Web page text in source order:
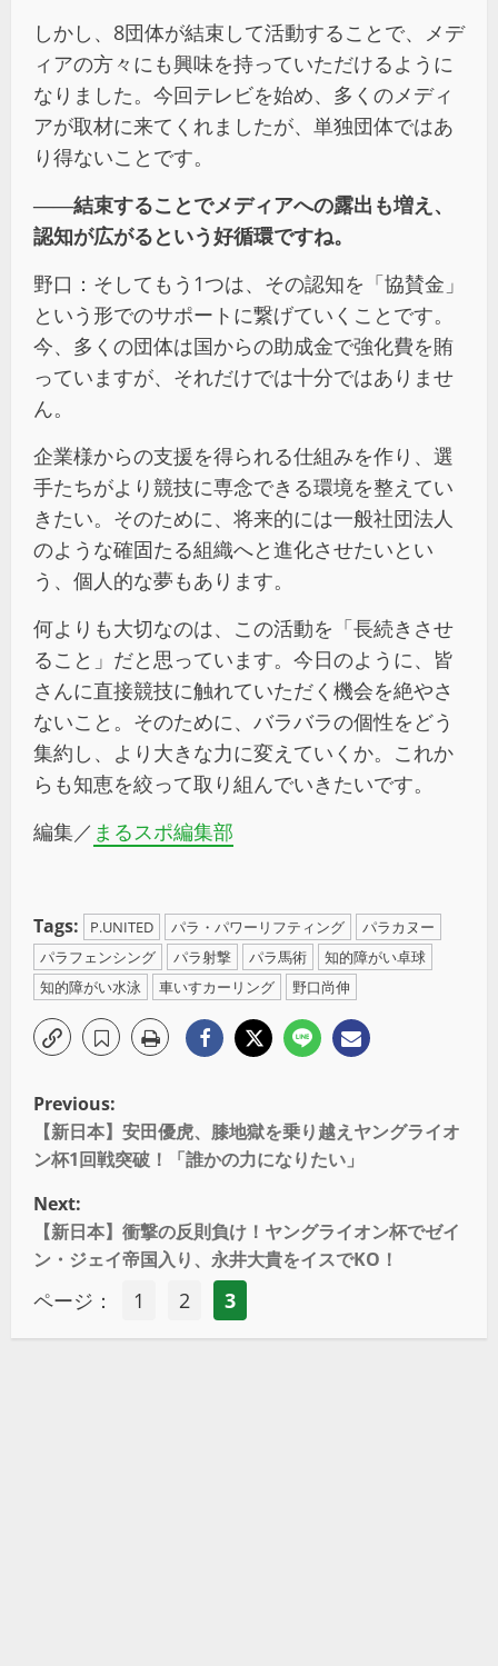
しかし、8団体が結束して活動することで、メデ
ィアの方々にも興味を持っていただけるように
なりました。今回テレビを始め、多くのメディ
アが取材に来てくれましたが、単独団体ではあ
り得ないことです。
――結束することでメディアへの露出も増え、
認知が広がるという好循環ですね。
野口：そしてもう1つは、その認知を「協賛金」
という形でのサポートに繋げていくことです。
今、多くの団体は国からの助成金で強化費を賄
っていますが、それだけでは十分ではありませ
ん。
企業様からの支援を得られる仕組みを作り、選
手たちがより競技に専念できる環境を整えてい
きたい。そのために、将来的には一般社団法人
のような確固たる組織へと進化させたいとい
う、個人的な夢もあります。
何よりも大切なのは、この活動を「長続きさせ
ること」だと思っています。今日のように、皆
さんに直接競技に触れていただく機会を絶やさ
ないこと。そのために、バラバラの個性をどう
集約し、より大きな力に変えていくか。これか
らも知恵を絞って取り組んでいきたいです。
編集／ まるスポ編集部
Tags: P.UNITED パラ・パワーリフティング
パラカヌー
パラフェンシング
パラ射撃 パラ馬術
知的障がい卓球
知的障がい水泳
車いすカーリング 野口尚伸
Previous:
【新日本】安田優虎、膝地獄を乗り越えヤングライオ
ン杯1回戦突破！「誰かの力になりたい」
Next:
【新日本】衝撃の反則負け！ヤングライオン杯でゼイ
ン・ジェイ帝国入り、永井大貴をイスでKO！
ページ： 1 2 3